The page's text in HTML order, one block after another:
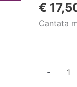
€
Cantata
-
Cantatas,